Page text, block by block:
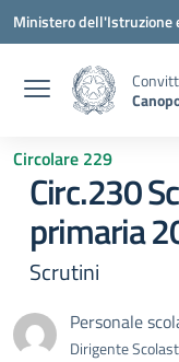
Vai ai contenuti
Vai al menu di navigazione
Vai al footer
Ministero dell'Istruzione
Circolare 229
Circ.230
primaria
Scrutini
Personale
Dirigente